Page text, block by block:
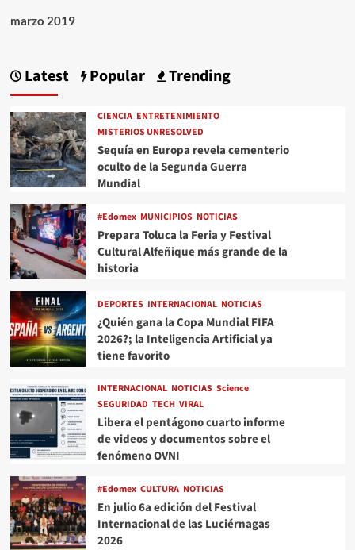
marzo 2019
Latest Popular Trending
CIENCIA ENTRETENIMIENTO
MISTERIOS UNRESOLVED
Sequía en Europa revela cementerio
oculto de la Segunda Guerra
Mundial
#Edomex MUNICIPIOS NOTICIAS
Prepara Toluca la Feria y Festival
Cultural Alfeñique más grande de la
historia
DEPORTES INTERNACIONAL NOTICIAS
¿Quién gana la Copa Mundial FIFA
2026?; la Inteligencia Artificial ya
tiene favorito
INTERNACIONAL NOTICIAS Science
SEGURIDAD TECH VIRAL
Libera el pentágono cuarto informe
de videos y documentos sobre el
fenómeno OVNI
#Edomex CULTURA NOTICIAS
En julio 6a edición del Festival
Internacional de las Luciérnagas
2026